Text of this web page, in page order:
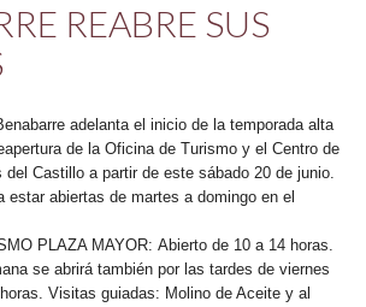
REABRE SUS
adelanta el inicio de la temporada alta
de la Oficina de Turismo y el Centro de
Castillo a partir de este sábado 20 de junio.
estar abiertas de martes a domingo en el
PLAZA MAYOR: Abierto de 10 a 14 horas.
se abrirá también por las tardes de viernes
Visitas guiadas: Molino de Aceite y al